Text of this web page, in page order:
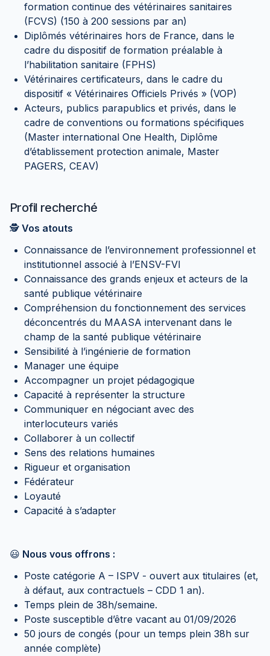
formation continue des vétérinaires sanitaires
(FCVS) (150 à 200 sessions par an)
Diplômés vétérinaires hors de France, dans le
cadre du dispositif de formation préalable à
l’habilitation sanitaire (FPHS)
Vétérinaires certificateurs, dans le cadre du
dispositif « Vétérinaires Officiels Privés » (VOP)
Acteurs, publics parapublics et privés, dans le
cadre de conventions ou formations spécifiques
(Master international One Health, Diplôme
d’établissement protection animale, Master
PAGERS, CEAV)
Profil recherché
🕵️ Vos atouts
Connaissance de l’environnement professionnel et
institutionnel associé à l’ENSV-FVI
Connaissance des grands enjeux et acteurs de la
santé publique vétérinaire
Compréhension du fonctionnement des services
déconcentrés du MAASA intervenant dans le
champ de la santé publique vétérinaire
Sensibilité à l’ingénierie de formation
Manager une équipe
Accompagner un projet pédagogique
Capacité à représenter la structure
Communiquer en négociant avec des
interlocuteurs variés
Collaborer à un collectif
Sens des relations humaines
Rigueur et organisation
Fédérateur
Loyauté
Capacité à s’adapter
😃 Nous vous offrons :
Poste catégorie A – ISPV - ouvert aux titulaires (et,
à défaut, aux contractuels – CDD 1 an).
Temps plein de 38h/semaine.
Poste susceptible d’être vacant au 01/09/2026
50 jours de congés (pour un temps plein 38h sur
année complète)